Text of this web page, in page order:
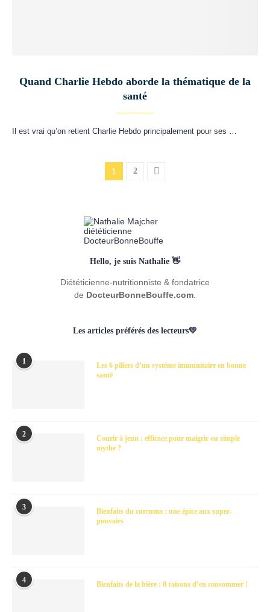
Quand Charlie Hebdo aborde la thématique de la
santé
Il est vrai qu’on retient Charlie Hebdo principalement pour ses …
1 2
Hello, je suis Nathalie 👋
Diététicienne-nutritionniste & fondatrice
de DocteurBonneBouffe.com
Les articles préférés des lecteurs💛
1
Les 6 piliers d’un système immunitaire en bonne
santé
2
Courir à jeun : efficace pour maigrir ou simple
mythe ?
3
Bienfaits du curcuma : une épice aux super-
pouvoirs
4 Bienfaits de la bière : 8 raisons d’en consommer !